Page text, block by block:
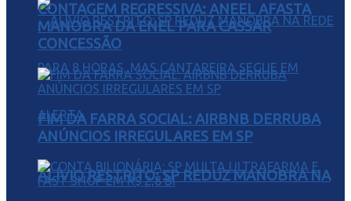
ALÍVIO RESTRITO: SP REDUZ MANOBRA NA
CONTAGEM REGRESSIVA: ANEEL AFASTA
MANOBRA DA ENEL PARA CASSAR
CONCESSÃO
FIM DA FARRA SOCIAL: AIRBNB DERRUBA
ANÚNCIOS IRREGULARES EM SP